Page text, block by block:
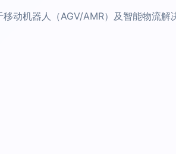
动机器人（AGV/AMR）及智能物流解